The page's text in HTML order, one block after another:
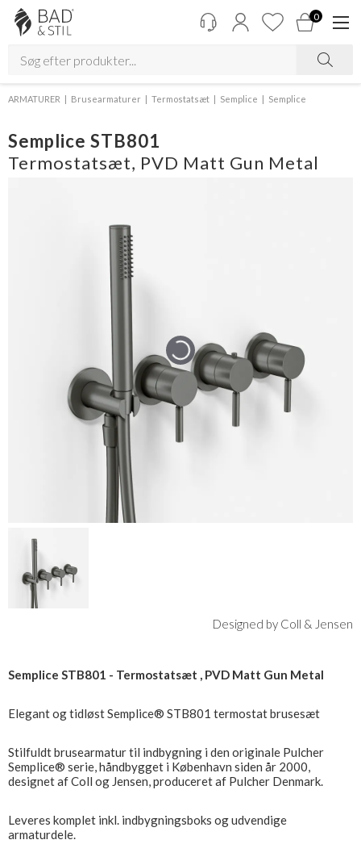
0
ARMATURER Brusearmaturer Termostatsæt Semplice Semplice
Semplice STB801
Termostatsæt, PVD Matt Gun Metal
Designed by Coll & Jensen
Semplice STB801 - Termostatsæt , PVD Matt Gun Metal
Elegant og tidløst Semplice® STB801 termostat brusesæt
Stilfuldt brusearmatur til indbygning i den originale Pulcher
Semplice® serie, håndbygget i København siden år 2000,
designet af Coll og Jensen, produceret af Pulcher Denmark.
Leveres komplet inkl. indbygningsboks og udvendige
armaturdele.